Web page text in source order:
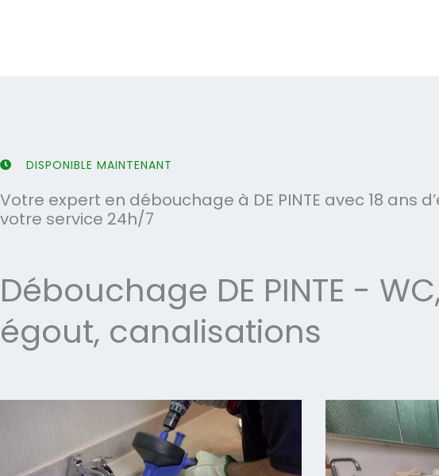
DISPONIBLE MAINTENANT
Votre expert en débouchage à DE PINTE avec 18 ans
votre service 24h/7
Débouchage DE PINTE -
égout, canalisations